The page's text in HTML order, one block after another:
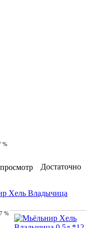
%
Достаточно
Хель Владычица
%